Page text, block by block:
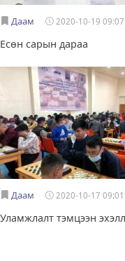
Даам 2020-10-19 09:07
Есөн сарын дараа
Даам 2020-10-17 09:01
Уламжлалт тэмцээн